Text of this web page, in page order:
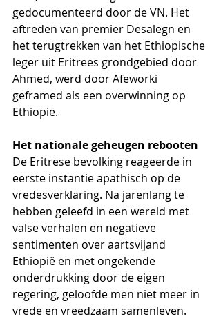
gedocumenteerd door de VN. Het
aftreden van premier Desalegn en
het terugtrekken van het Ethiopische
leger uit Eritrees grondgebied door
Ahmed, werd door Afeworki
geframed als een overwinning op
Ethiopië.
Het nationale geheugen rebooten
De Eritrese bevolking reageerde in
eerste instantie apathisch op de
vredesverklaring. Na jarenlang te
hebben geleefd in een wereld met
valse verhalen en negatieve
sentimenten over aartsvijand
Ethiopië en met ongekende
onderdrukking door de eigen
regering, geloofde men niet meer in
vrede en vreedzaam samenleven.